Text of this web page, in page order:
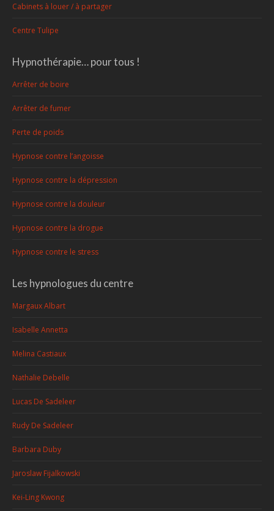
Cabinets à louer / à partager
Centre Tulipe
Hypnothérapie… pour tous !
Arrêter de boire
Arrêter de fumer
Perte de poids
Hypnose contre l’angoisse
Hypnose contre la dépression
Hypnose contre la douleur
Hypnose contre la drogue
Hypnose contre le stress
Les hypnologues du centre
Margaux Albart
Isabelle Annetta
Melina Castiaux
Nathalie Debelle
Lucas De Sadeleer
Rudy De Sadeleer
Barbara Duby
Jaroslaw Fijalkowski
Kei-Ling Kwong